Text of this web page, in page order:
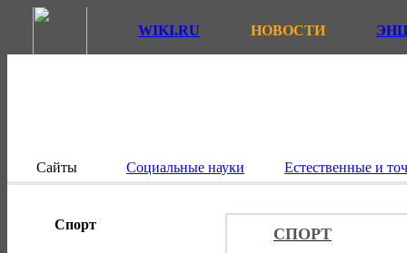
WIKI.RU НОВОСТИ
Сайты Социальные науки Естественные и
Спорт
СПОРТ